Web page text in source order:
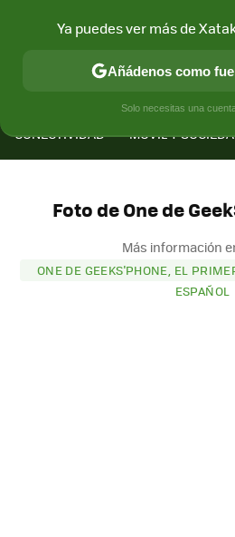
CONECTIVIDAD MÓVIL Y
Foto de One de
Más información
ONE DE GEEKS'PHONE, EL
ESPAÑOL
Ya puedes ver más de
Añádenos como
Solo necesitas una